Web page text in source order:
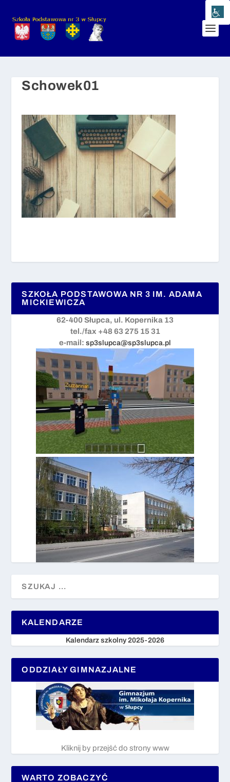
Schowek01
SZKOŁA PODSTAWOWA NR 3 IM. ADAMA
MICKIEWICZA
62-400 Słupca, ul. Kopernika 13
tel./fax +48 63 275 15 31
e-mail: sp3slupca@sp3slupca.pl
KALENDARZE
Kalendarz szkolny 2025-2026
ODDZIAŁY GIMNAZJALNE
Kliknij by przejść do strony www
WARTO ZOBACZYĆ